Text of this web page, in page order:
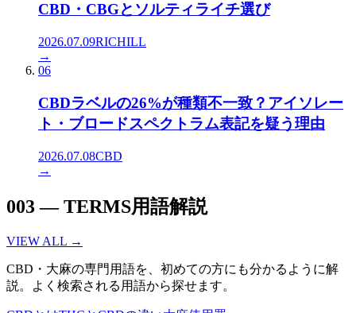
CBD・CBGとソルティライチ選び
2026.07.09RICHILL
→
06
CBDラベルの26%が種類不一致？アイソレー
ト・ブロードスペクトラム表記を疑う理由
2026.07.08CBD
→
003—TERMS用語解説
VIEW ALL →
CBD・大麻の専門用語を、初めての方にも分かるように解
説。よく検索される用語から探せます。